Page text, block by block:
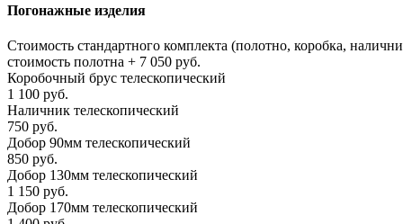
Погонажные изделия
Стоимость стандартного комплекта (полотно, коробка,
стоимость полотна + 7 050 руб.
Коробочный брус телескопический
1 100 руб.
Наличник телескопический
750 руб.
Добор 90мм телескопический
850 руб.
Добор 130мм телескопический
1 150 руб.
Добор 170мм телескопический